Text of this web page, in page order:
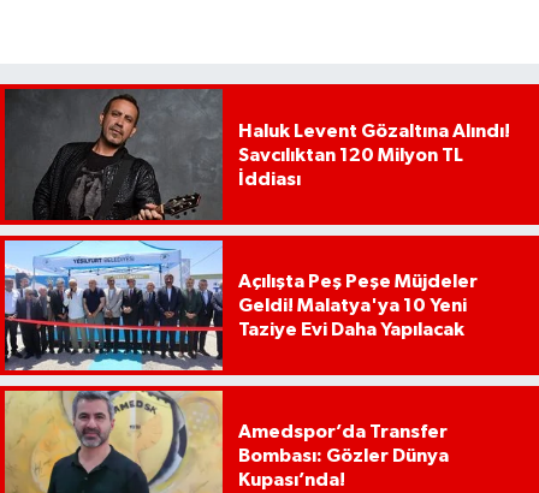
Haluk Levent Gözaltına Alındı!
Savcılıktan 120 Milyon TL
İddiası
Açılışta Peş Peşe Müjdeler
Geldi! Malatya'ya 10 Yeni
Taziye Evi Daha Yapılacak
Amedspor’da Transfer
Bombası: Gözler Dünya
Kupası’nda!